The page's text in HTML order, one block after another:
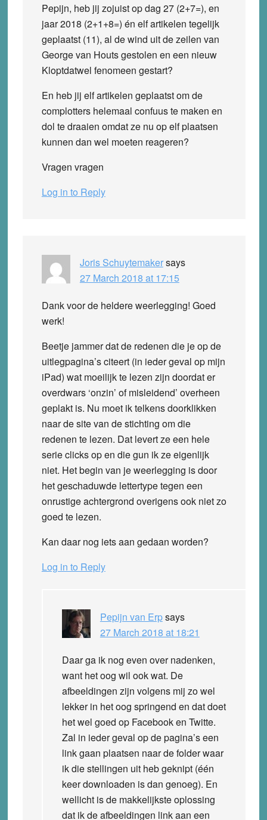
Pepijn, heb jij zojuist op dag 27 (2+7=), en
jaar 2018 (2+1+8=) én elf artikelen tegelijk
geplaatst (11), al de wind uit de zeilen van
George van Houts gestolen en een nieuw
Kloptdatwel fenomeen gestart?
En heb jij elf artikelen geplaatst om de
complotters helemaal confuus te maken en
dol te draaien omdat ze nu op elf plaatsen
kunnen dan wel moeten reageren?
Vragen vragen
Log in to Reply
Joris Schuytemakersays
27 March 2018 at 17:15
Dank voor de heldere weerlegging! Goed
werk!
Beetje jammer dat de redenen die je op de
uitlegpagina’s citeert (in ieder geval op mijn
iPad) wat moeilijk te lezen zijn doordat er
overdwars ‘onzin’ of misleidend’ overheen
geplakt is. Nu moet ik telkens doorklikken
naar de site van de stichting om die
redenen te lezen. Dat levert ze een hele
serie clicks op en die gun ik ze eigenlijk
niet. Het begin van je weerlegging is door
het geschaduwde lettertype tegen een
onrustige achtergrond overigens ook niet zo
goed te lezen.
Kan daar nog iets aan gedaan worden?
Log in to Reply
Pepijn van Erpsays
27 March 2018 at 18:21
Daar ga ik nog even over nadenken,
want het oog wil ook wat. De
afbeeldingen zijn volgens mij zo wel
lekker in het oog springend en dat doet
het wel goed op Facebook en Twitte.
Zal in ieder geval op de pagina’s een
link gaan plaatsen naar de folder waar
ik die stellingen uit heb geknipt (één
keer downloaden is dan genoeg). En
wellicht is de makkelijkste oplossing
dat ik de afbeeldingen link aan een